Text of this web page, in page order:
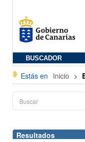
BUSCADOR
Estás en Inicio >
Resultados